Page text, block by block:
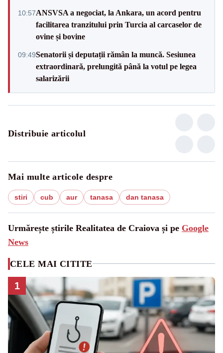
10:57ANSVSA a negociat, la Ankara, un acord pentru
facilitarea tranzitului prin Turcia al carcaselor de
ovine și bovine
09:49Senatorii și deputații rămân la muncă. Sesiunea
extraordinară, prelungită până la votul pe legea
salarizării
Distribuie articolul
Mai multe articole despre
stiri cub aur tanasa dan tanasa
Urmărește știrile Realitatea de Craiova și pe Google
News
CELE MAI CITITE
1